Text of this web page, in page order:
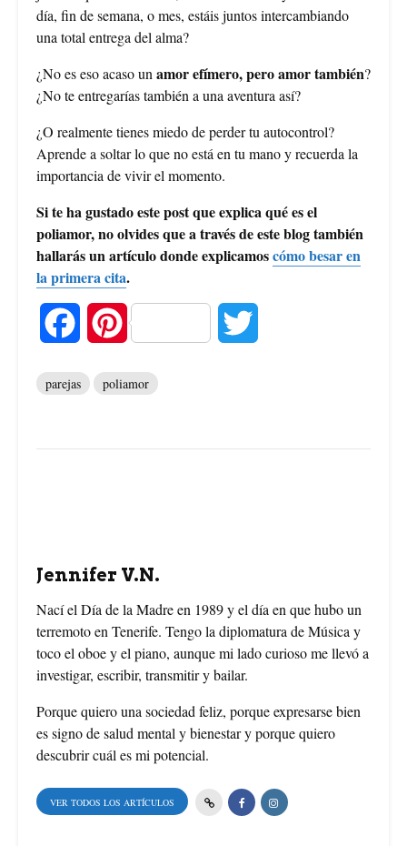
día, fin de semana, o mes, estáis juntos intercambiando
una total entrega del alma?
¿No es eso acaso unamor efímero, pero amor también?
¿No te entregarías también a una aventura así?
¿O realmente tienes miedo de perder tu autocontrol?
Aprende a soltar lo que no está en tu mano y recuerda la
importancia de vivir el momento.
Si te ha gustado este post que explica qué es el
poliamor, no olvides que a través de este blog también
hallarás un artículo donde explicamoscómo besar en
la primera cita.
o
k
P
e
s
t
parejas poliamor
Jennifer V.N.
Nací el Día de la Madre en 1989 y el día en que hubo un
terremoto en Tenerife. Tengo la diplomatura de Música y
toco el oboe y el piano, aunque mi lado curioso me llevó a
investigar, escribir, transmitir y bailar.
Porque quiero una sociedad feliz, porque expresarse bien
es signo de salud mental y bienestar y porque quiero
descubrir cuál es mi potencial.
VER TODOS LOS ARTÍCULOS